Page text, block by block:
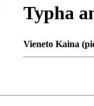
Typha
Vieneto Kaina